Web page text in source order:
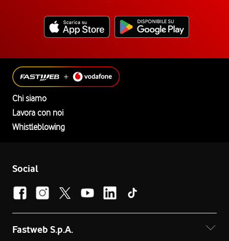
Chi siamo
Lavora con noi
Whistleblowing
Social
Fastweb S.p.A.